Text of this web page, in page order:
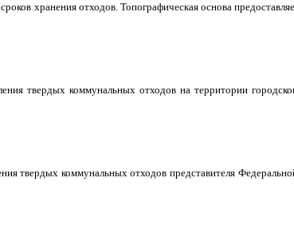
хранения отходов. Топографическая основа
твердых коммунальных отходов на территории
твердых коммунальных отходов представителя